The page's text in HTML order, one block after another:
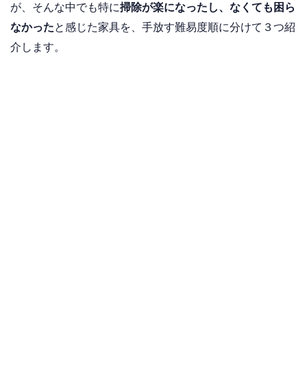
が、そんな中でも特に掃除が楽になったし、なくても困ら
なかったと感じた家具を、手放す難易度順に分けて３つ紹
介します。